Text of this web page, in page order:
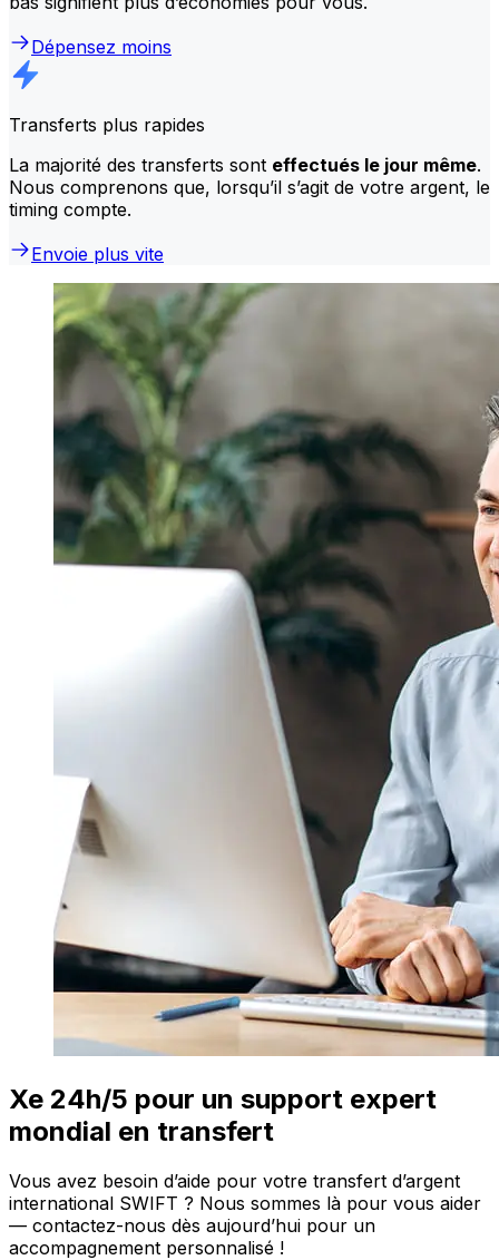
Dépensez moins
Transferts plus rapides
La majorité des transferts sont effectués le jour même.
Nous comprenons que, lorsqu’il s’agit de votre argent, le
timing compte.
Envoie plus vite
Xe 24h/5 pour un support expert
mondial en transfert
Vous avez besoin d’aide pour votre transfert d’argent
international SWIFT ? Nous sommes là pour vous aider
— contactez-nous dès aujourd’hui pour un
accompagnement personnalisé !